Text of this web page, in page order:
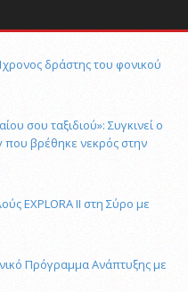
δράστης του φονικού
σου ταξιδιού»: Συγκινεί ο
βρέθηκε νεκρός στην
EXPLORA II στη Σύρο με
Πρόγραμμα Ανάπτυξης με